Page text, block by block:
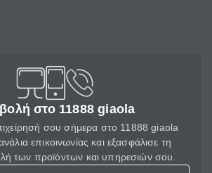
στο 11888 giaola
σου σήμερα στο 11888 giaola
επικοινωνίας και εξασφάλισε τη
των προϊόντων και υπηρεσιών σου.